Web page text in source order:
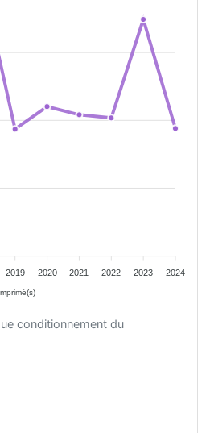
2019 2020 2021 2022 2023 2024
conditionnement du